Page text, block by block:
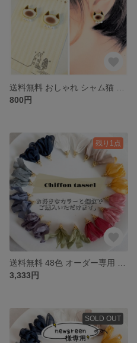
800円
残り1点
3,333円
SOLD OUT